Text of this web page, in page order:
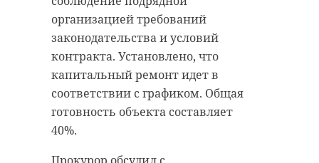
организацией требований
законодательства и условий
контракта. Установлено, что
капитальный ремонт идет в
соответствии с графиком. Общая
готовность объекта составляет
40%.